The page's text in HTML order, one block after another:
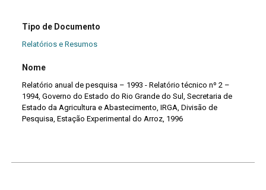
Tipo de Documento
Relatórios e Resumos
Nome
Relatório anual de pesquisa – 1993 - Relatório técnico nº 2 –
1994, Governo do Estado do Rio Grande do Sul, Secretaria de
Estado da Agricultura e Abastecimento, IRGA, Divisão de
Pesquisa, Estação Experimental do Arroz, 1996